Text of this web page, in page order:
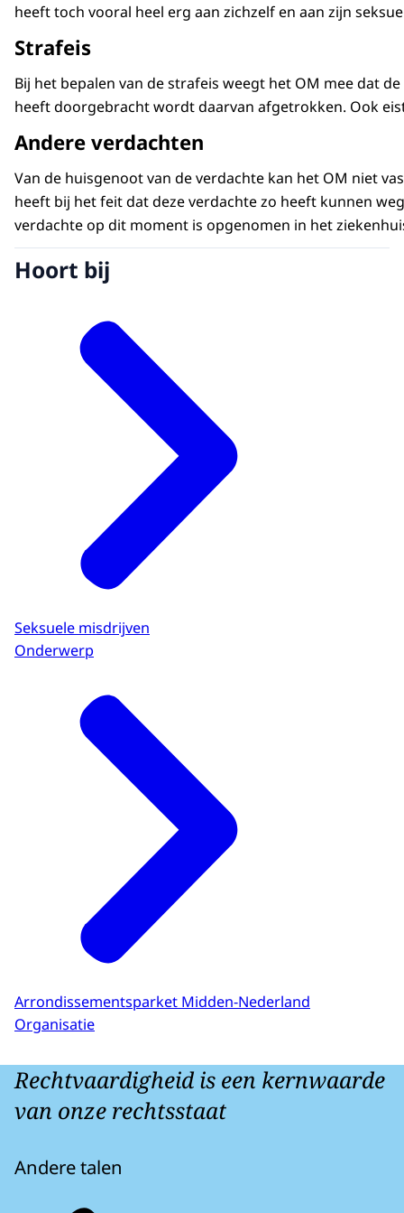
heeft toch vooral heel erg aan zichzelf en aan zijn
Strafeis
Bij het bepalen van de strafeis weegt het OM mee dat
heeft doorgebracht wordt daarvan afgetrokken. Ook
Andere verdachten
Van de huisgenoot van de verdachte kan het OM niet
heeft bij het feit dat deze verdachte zo heeft kunnen
verdachte op dit moment is opgenomen in het
Hoort bij
Seksuele misdrijven
Onderwerp
Arrondissementsparket Midden-Nederland
Organisatie
Rechtvaardigheid is een kernwaarde
van onze rechtsstaat
Andere talen